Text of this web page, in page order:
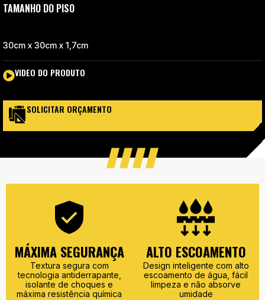
TAMANHO DO PISO
30cm x 30cm x 1,7cm
VIDEO DO PRODUTO
SOLICITAR ORÇAMENTO
MÁXIMA SEGURANÇA
Textura segura com
tecnologia antiderrapante,
isolante de choques e
máxima resistência química
ALTO ESCOAMENTO
Design inteligente com alto
escoamento de água, fácil
limpeza e não absorve
umidade